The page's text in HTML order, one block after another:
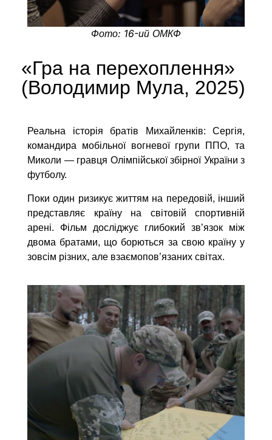
Фото: 16-ий ОМКФ
«Гра на перехоплення»
(Володимир Мула, 2025)
Реальна історія братів Михайленків: Сергія,
командира мобільної вогневої групи ППО, та
Миколи —гравця Олімпійської збірної України з
футболу.
Поки один ризикує життям на передовій, інший
представляє країну на світовій спортивній
арені. Фільм досліджує глибокий зв’язок між
двома братами, що борються за свою країну у
зовсім різних, але взаємопов’язаних світах.